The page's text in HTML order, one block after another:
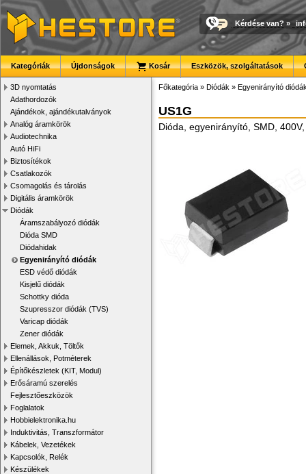
Kérdése van? »
Kategóriák Újdonságok Kosár Eszközök, szolgáltatások
3D nyomtatás
Adathordozók
Ajándékok, ajándékutalványok
Analóg áramkörök
Audiotechnika
Autó HiFi
Biztosítékok
Csatlakozók
Csomagolás és tárolás
Digitális áramkörök
Diódák
Áramszabályozó diódák
Dióda SMD
Diódahidak
Egyenirányító diódák
ESD védő diódák
Kisjelű diódák
Schottky dióda
Szupresszor diódák (TVS)
Varicap diódák
Zener diódák
Elemek, Akkuk, Töltők
Ellenállások, Potméterek
Építőkészletek (KIT, Modul)
Erősáramú szerelés
Fejlesztőeszközök
Foglalatok
Hobbielektronika.hu
Induktivitás, Transzformátor
Kábelek, Vezetékek
Kapcsolók, Relék
Készülékek
Főkategória » Diódák » Egyenirányító
US1G
Dióda, egyenirányító, SMD,